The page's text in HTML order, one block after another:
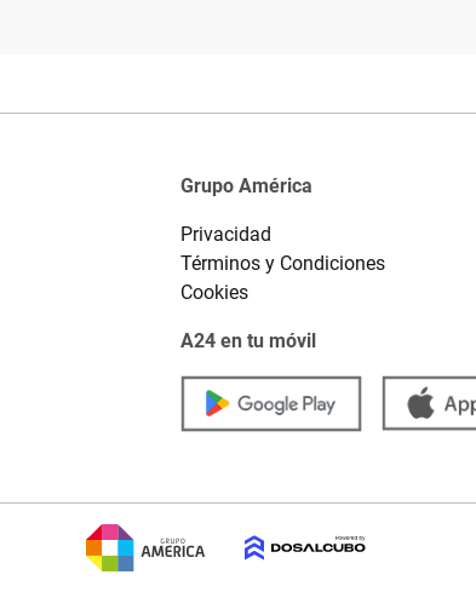
Grupo América
Privacidad
Términos y Condiciones
Cookies
A24 en tu móvil